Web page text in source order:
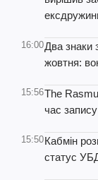
16:00Два знаки
жовтня:
15:56The
час
15:50Кабмін
статус